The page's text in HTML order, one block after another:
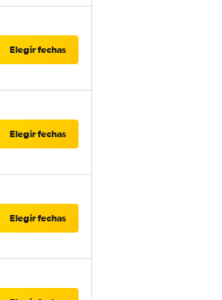
Elegir fechas
Elegir fechas
Elegir fechas